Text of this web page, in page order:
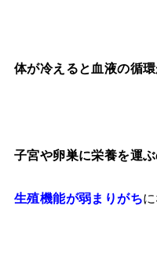
体が冷えると血液の循
子宮や卵巣に栄養を運
生殖機能が弱まりがち